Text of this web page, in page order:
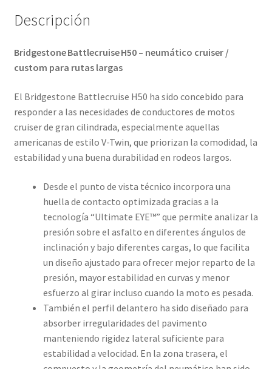
Descripción
Bridgestone Battlecruise H50 – neumático cruiser /
custom para rutas largas
El Bridgestone Battlecruise H50 ha sido concebido para
responder a las necesidades de conductores de motos
cruiser de gran cilindrada, especialmente aquellas
americanas de estilo V-Twin, que priorizan la comodidad, la
estabilidad y una buena durabilidad en rodeos largos.
Desde el punto de vista técnico incorpora una
huella de contacto optimizada gracias a la
tecnología “Ultimate EYE™” que permite analizar la
presión sobre el asfalto en diferentes ángulos de
inclinación y bajo diferentes cargas, lo que facilita
un diseño ajustado para ofrecer mejor reparto de la
presión, mayor estabilidad en curvas y menor
esfuerzo al girar incluso cuando la moto es pesada.
También el perfil delantero ha sido diseñado para
absorber irregularidades del pavimento
manteniendo rigidez lateral suficiente para
estabilidad a velocidad. En la zona trasera, el